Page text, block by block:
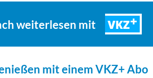
weiterlesen mit VKZ
mit einem VKZ+ Abo